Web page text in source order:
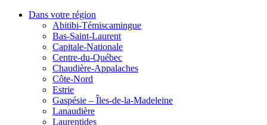
Dans votre région
Abitibi-Témiscamingue
Bas-Saint-Laurent
Capitale-Nationale
Centre-du-Québec
Chaudière-Appalaches
Côte-Nord
Estrie
Gaspésie – Îles-de-la-Madeleine
Lanaudière
Laurentides